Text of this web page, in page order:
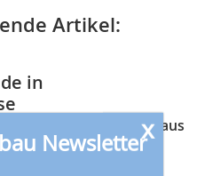
x
Newsletter
Artikel:
in
in Bensheim aus